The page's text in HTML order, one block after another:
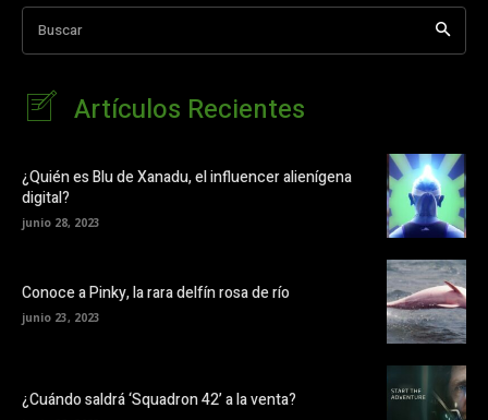
Buscar
Artículos Recientes
¿Quién es Blu de Xanadu, el influencer alienígena
digital?
junio 28, 2023
Conoce a Pinky, la rara delfín rosa de río
junio 23, 2023
¿Cuándo saldrá ‘Squadron 42’ a la venta?